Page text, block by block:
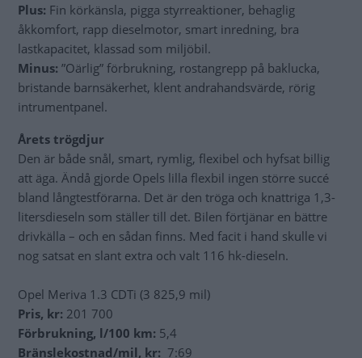
Plus: Fin körkänsla, pigga styrreaktioner, behaglig
åkkomfort, rapp dieselmotor, smart inredning, bra
lastkapacitet, klassad som miljöbil.
Minus: ”Oärlig” förbrukning, rostangrepp på baklucka,
bristande barnsäkerhet, klent andrahandsvärde, rörig
intrumentpanel.
Årets trögdjur
Den är både snål, smart, rymlig, flexibel och hyfsat billig
att äga. Ändå gjorde Opels lilla flexbil ingen större succé
bland långtestförarna. Det är den tröga och knattriga 1,3-
litersdieseln som ställer till det. Bilen förtjänar en bättre
drivkälla – och en sådan finns. Med facit i hand skulle vi
nog satsat en slant extra och valt 116 hk-dieseln.
Opel Meriva 1.3 CDTi (3 825,9 mil)
Pris, kr: 201 700
Förbrukning, l/100 km: 5,4
Bränslekostnad/mil, kr: 7:69